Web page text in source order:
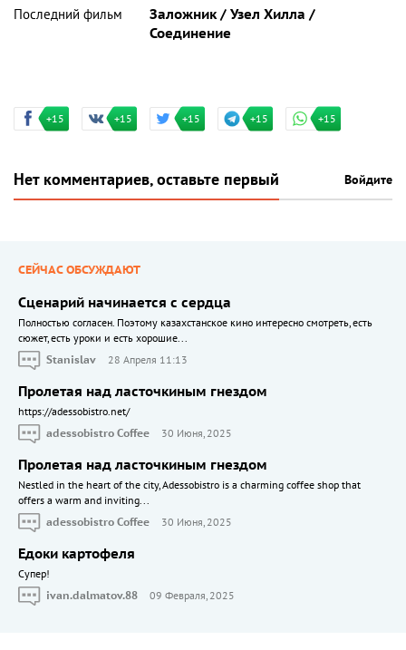
Последний фильм
Заложник / Узел Хилла /
Соединение
+15 +15 +15 +15 +15
Нет комментариев, оставьте первый Войдите
СЕЙЧАС ОБСУЖДАЮТ
Сценарий начинается с сердца
Полностью согласен. Поэтому казахстанское кино интересно смотреть, есть
сюжет, есть уроки и есть хорошие...
Stanislav
28 Апреля 11:13
Пролетая над ласточкиным гнездом
https://adessobistro.net/
adessobistro Coffee
30 Июня, 2025
Пролетая над ласточкиным гнездом
Nestled in the heart of the city, Adessobistro is a charming coffee shop that
offers a warm and inviting...
adessobistro Coffee
30 Июня, 2025
Едоки картофеля
Cупер!
ivan.dalmatov.88
09 Февраля, 2025